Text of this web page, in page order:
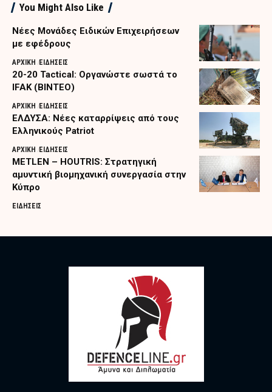
You Might Also Like
Nέες Μονάδες Ειδικών Επιχειρήσεων
με εφέδρους
ΑΡΧΙΚΗ ΕΙΔΗΣΕΙΣ
20-20 Tactical: Οργανώστε σωστά το
IFAK (ΒΙΝΤΕΟ)
ΑΡΧΙΚΗ ΕΙΔΗΣΕΙΣ
ΕΛΔΥΣΑ: Νέες καταρρίψεις από τους
Ελληνικούς Patriot
ΑΡΧΙΚΗ ΕΙΔΗΣΕΙΣ
METLEN – HOUTRIS: Στρατηγική
αμυντική βιομηχανική συνεργασία στην
Κύπρο
ΕΙΔΗΣΕΙΣ